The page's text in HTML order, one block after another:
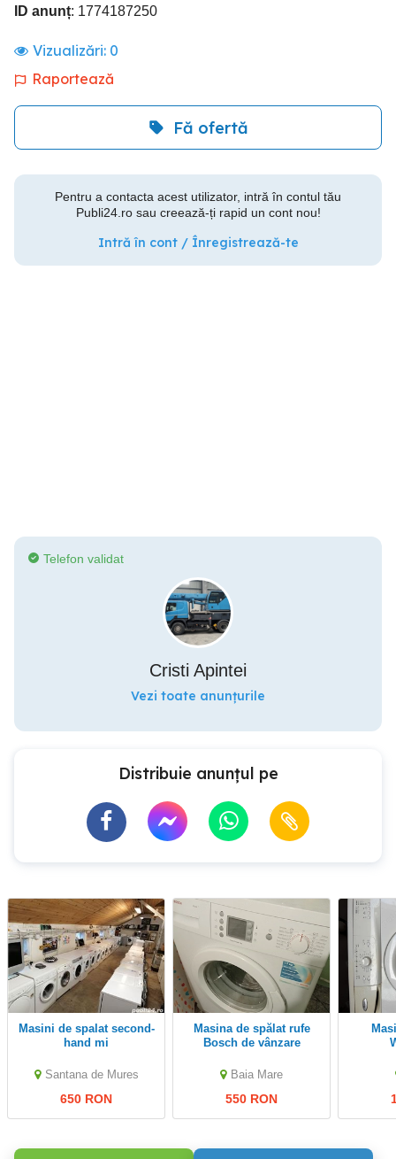
ID anunț: 1774187250
Vizualizări: 0
Raportează
Fă ofertă
Pentru a contacta acest utilizator, intră în contul tău
Publi24.ro sau creează-ți rapid un cont nou!
Intră în cont / Înregistrează-te
Telefon validat
Cristi Apintei
Vezi toate anunțurile
Distribuie anunțul pe
Masini de spalat second-
hand mi
Santana de Mures
650 RON
Masina de spălat rufe
Bosch de vânzare
Baia Mare
550 RON
Masina de spălat